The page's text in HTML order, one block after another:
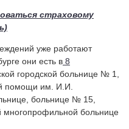
страховому
уже работают
они есть в 8
городской больнице № 1,
помощи им. И.И.
больнице № 15,
многопрофильной больнице